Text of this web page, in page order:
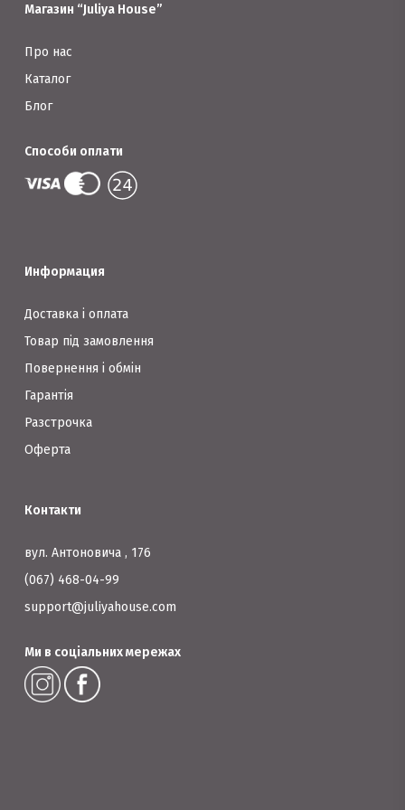
Магазин “Juliya House”
Про нас
Каталог
Блог
Способи оплати
Информация
Доставка і оплата
Товар під замовлення
Повернення і обмін
Гарантія
Разстрочка
Оферта
Контакти
вул. Антоновича , 176
(067) 468-04-99
support@juliyahouse.com
Ми в соціальних мережах